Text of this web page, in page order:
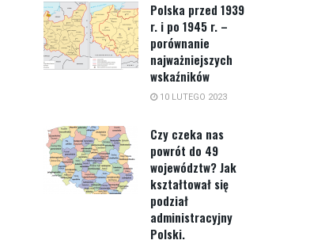
Polska przed 1939
r. i po 1945 r. –
porównanie
najważniejszych
wskaźników
10 LUTEGO 2023
Czy czeka nas
powrót do 49
województw? Jak
kształtował się
podział
administracyjny
Polski.